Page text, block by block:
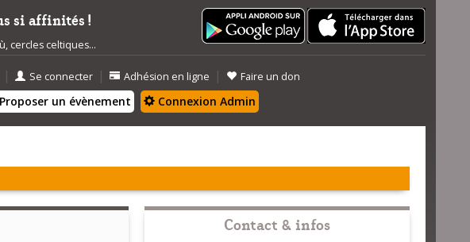
si affinités !
cercles celtiques...
| Se connecter | Adhésion en ligne | Faire un don
Proposer un évènement Connexion Admin
Contact & infos